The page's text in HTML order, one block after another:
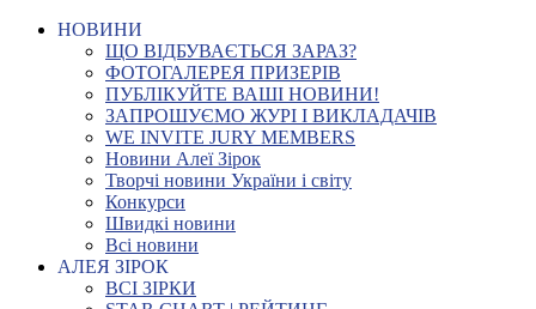
НОВИНИ
ЩО ВІДБУВАЄТЬСЯ ЗАРАЗ?
ФОТОГАЛЕРЕЯ ПРИЗЕРІВ
ПУБЛІКУЙТЕ ВАШІ НОВИНИ!
ЗАПРОШУЄМО ЖУРІ І ВИКЛАДАЧІВ
WE INVITE JURY MEMBERS
Новини Алеї Зірок
Творчі новини України і світу
Конкурси
Швидкі новини
Всі новини
АЛЕЯ ЗІРОК
ВСІ ЗІРКИ